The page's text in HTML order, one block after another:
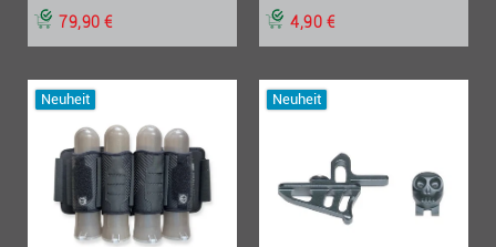
79,90 € 4,90 €
Neuheit Neuheit